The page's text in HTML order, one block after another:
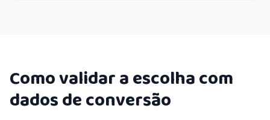
Como validar a escolha com
dados de conversão